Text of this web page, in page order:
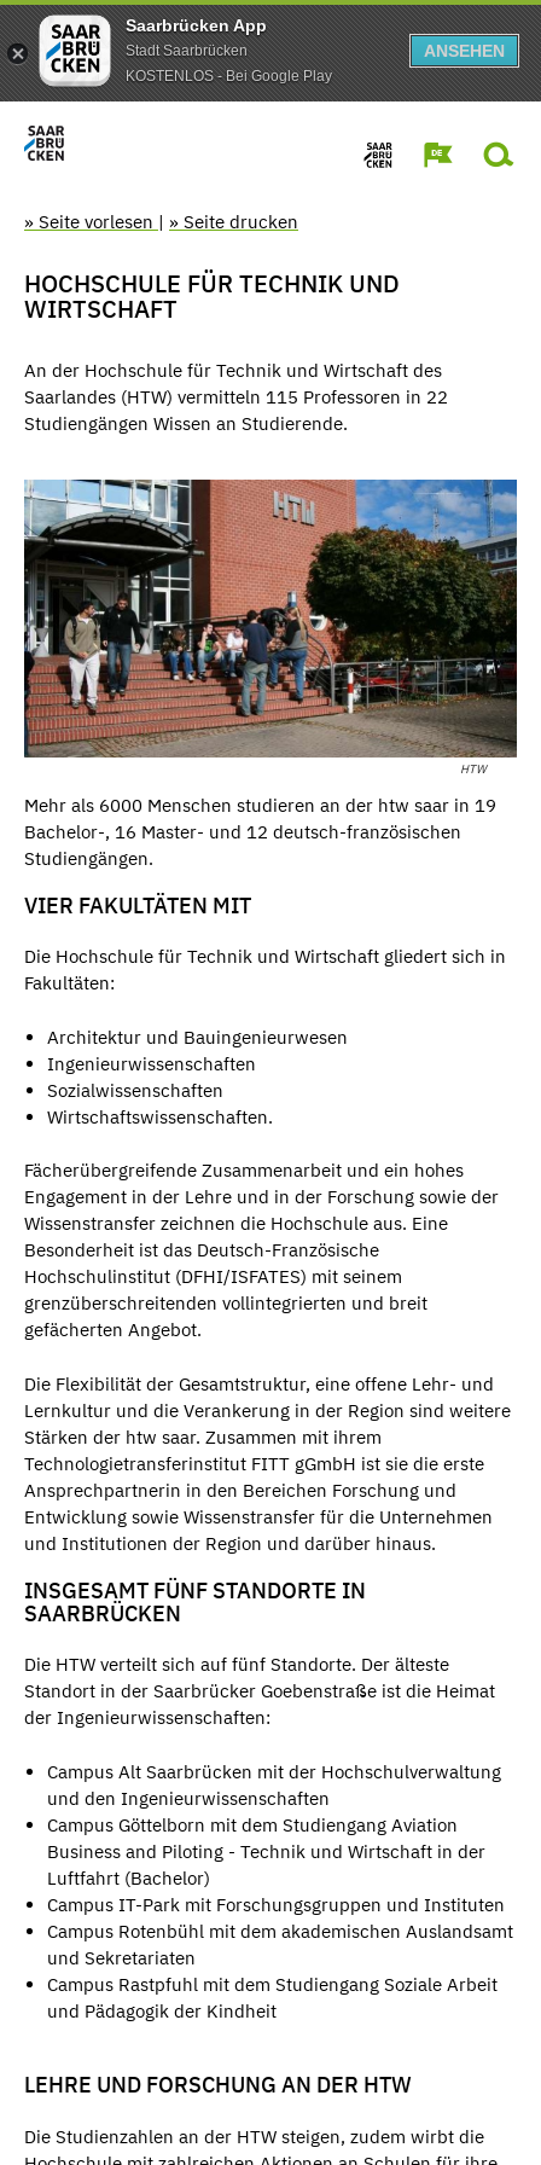
Saarbrücken App
Stadt Saarbrücken
KOSTENLOS - Bei Google Play
ANSEHEN
» Seite vorlesen | » Seite drucken
HOCHSCHULE FÜR TECHNIK UND
WIRTSCHAFT
An der Hochschule für Technik und Wirtschaft des
Saarlandes (HTW) vermitteln 115 Professoren in 22
Studiengängen Wissen an Studierende.
HTW
Mehr als 6000 Menschen studieren an der htw saar in 19
Bachelor-, 16 Master- und 12 deutsch-französischen
Studiengängen.
VIER FAKULTÄTEN MIT
Die Hochschule für Technik und Wirtschaft gliedert sich in
Fakultäten:
Architektur und Bauingenieurwesen
Ingenieurwissenschaften
Sozialwissenschaften
Wirtschaftswissenschaften.
Fächerübergreifende Zusammenarbeit und ein hohes
Engagement in der Lehre und in der Forschung sowie der
Wissenstransfer zeichnen die Hochschule aus. Eine
Besonderheit ist das Deutsch-Französische
Hochschulinstitut (DFHI/ISFATES) mit seinem
grenzüberschreitenden vollintegrierten und breit
gefächerten Angebot.
Die Flexibilität der Gesamtstruktur, eine offene Lehr- und
Lernkultur und die Verankerung in der Region sind weitere
Stärken der htw saar. Zusammen mit ihrem
Technologietransferinstitut FITT gGmbH ist sie die erste
Ansprechpartnerin in den Bereichen Forschung und
Entwicklung sowie Wissenstransfer für die Unternehmen
und Institutionen der Region und darüber hinaus.
INSGESAMT FÜNF STANDORTE IN
SAARBRÜCKEN
Die HTW verteilt sich auf fünf Standorte. Der älteste
Standort in der Saarbrücker Goebenstraße ist die Heimat
der Ingenieurwissenschaften:
Campus Alt Saarbrücken mit der Hochschulverwaltung
und den Ingenieurwissenschaften
Campus Göttelborn mit dem Studiengang Aviation
Business and Piloting - Technik und Wirtschaft in der
Luftfahrt (Bachelor)
Campus IT-Park mit Forschungsgruppen und Instituten
Campus Rotenbühl mit dem akademischen Auslandsamt
und Sekretariaten
Campus Rastpfuhl mit dem Studiengang Soziale Arbeit
und Pädagogik der Kindheit
LEHRE UND FORSCHUNG AN DER HTW
Die Studienzahlen an der HTW steigen, zudem wirbt die